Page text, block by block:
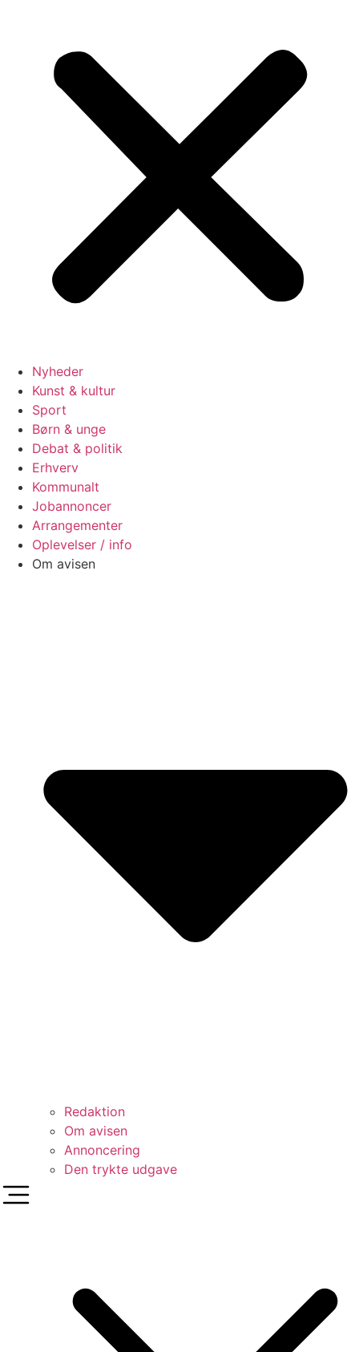
Nyheder
Kunst & kultur
Sport
Børn & unge
Debat & politik
Erhverv
Kommunalt
Jobannoncer
Arrangementer
Oplevelser / info
Om avisen
Redaktion
Om avisen
Annoncering
Den trykte udgave